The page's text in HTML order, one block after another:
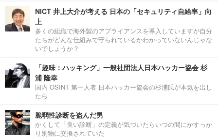
NICT 井上大介が考える 日本の「セキュリティ自給率」向
上
多くの組織で海外製のアプライアンスを導入していますが自分
たちがどんな仕組みで守られているかわかっていないんじゃな
いでしょうか？
「趣味：ハッキング」一般社団法人日本ハッカー協会 杉
浦 隆幸
国内 OSINT 第一人者 日本ハッカー協会の杉浦氏が本気を出し
たら
脆弱性診断を盗んだ男
かくして「良い診断」の定義が気づいたらいつの間にかすっか
り別物に交換されていた